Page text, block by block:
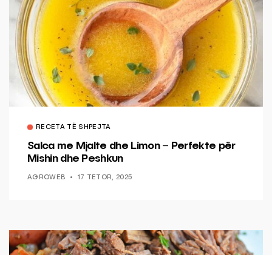
RECETA TË SHPEJTA
Salca me Mjalte dhe Limon – Perfekte për
Mishin dhe Peshkun
AGROWEB 17 TETOR, 2025